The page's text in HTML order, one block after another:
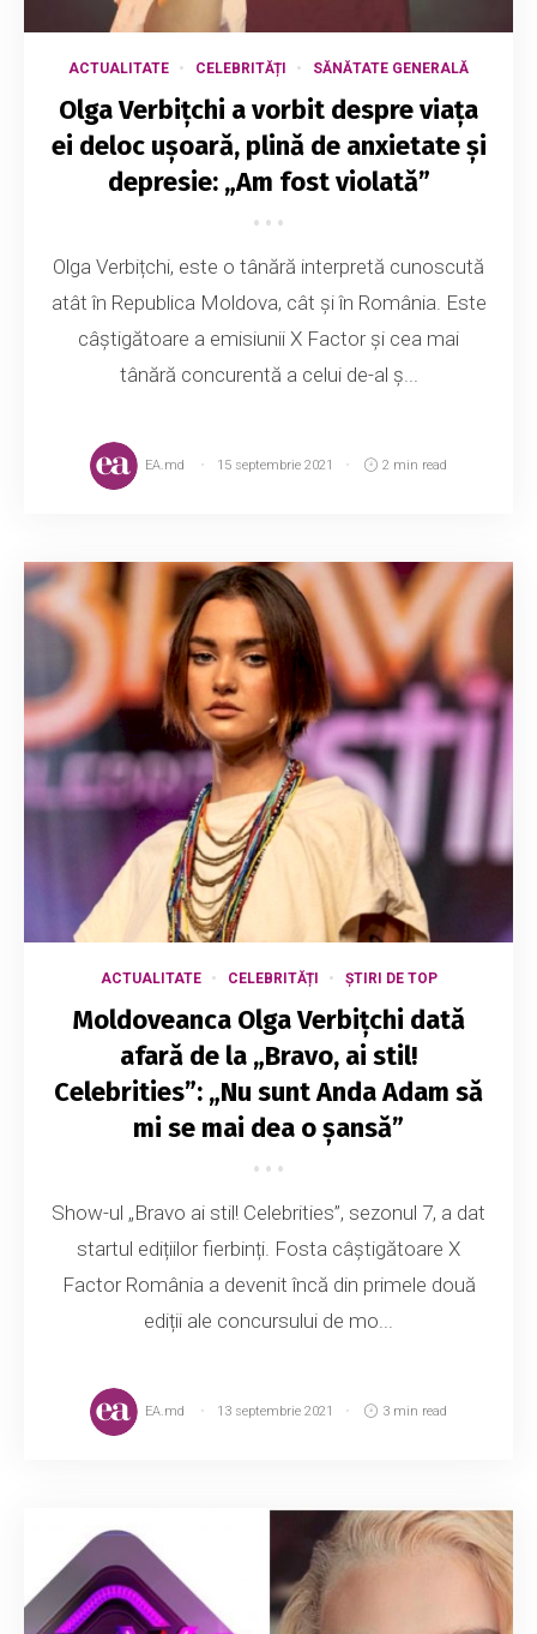
ACTUALITATE CELEBRITĂȚI SĂNĂTATE GENERALĂ
Olga Verbițchi a vorbit despre viața
ei deloc ușoară, plină de anxietate și
depresie: „Am fost violată”
Olga Verbițchi, este o tânără interpretă cunoscută
atât în Republica Moldova, cât și în România. Este
câștigătoare a emisiunii X Factor și cea mai
tânără concurentă a celui de-al ș...
EA.md 15 septembrie 2021 2 min read
ACTUALITATE CELEBRITĂȚI ȘTIRI DE TOP
Moldoveanca Olga Verbițchi dată
afară de la „Bravo, ai stil!
Celebrities”: „Nu sunt Anda Adam să
mi se mai dea o șansă”
Show-ul „Bravo ai stil! Celebrities”, sezonul 7, a dat
startul edițiilor fierbinți. Fosta câștigătoare X
Factor România a devenit încă din primele două
ediții ale concursului de mo...
EA.md 13 septembrie 2021 3 min read